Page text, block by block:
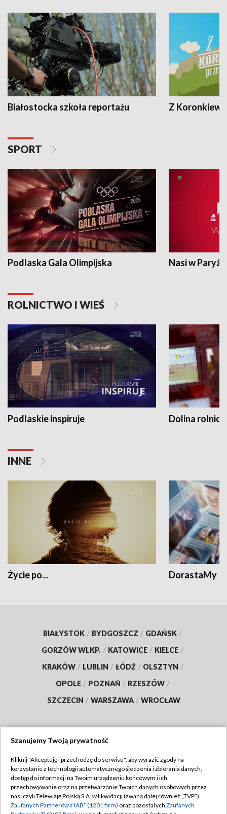
Białostocka szkoła reportażu Z
SPORT
Podlaska Gala Olimpijska Nasi w Paryżu
ROLNICTWO I WIEŚ
Podlaskie inspiruje Dolina
INNE
Życie po... DorastaMy
BIAŁYSTOK / BYDGOSZCZ / GDAŃSK /
GORZÓW WLKP. / KATOWICE / KIELCE /
KRAKÓW / LUBLIN / ŁÓDŹ / OLSZTYN /
OPOLE / POZNAŃ / RZESZÓW /
SZCZECIN / WARSZAWA / WROCŁAW
TVP
Abonament TVP
Emisja w TVP
Regulamin TVP
Polityka prywatności
Szanujemy Twoją prywatność
Kliknij "Akceptuję i przechodzę do serwisu", aby wyrazić zgody na
korzystanie z technologii automatycznego śledzenia i zbierania danych,
dostęp do informacji na Twoim urządzeniu końcowym i ich
przechowywanie oraz na przetwarzanie Twoich danych osobowych przez
nas, czyli Telewizję Polską S.A. w likwidacji (zwaną dalej również „TVP”),
Zaufanych Partnerów z IAB* (1201 firm) oraz pozostałych Zaufanych